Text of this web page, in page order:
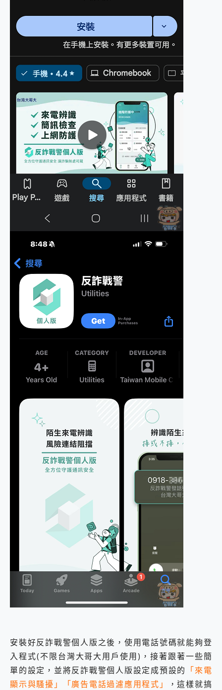
安裝好反詐戰警個人版之後，使用電話號碼就能夠登
入程式(不限台灣大哥大用戶使用)，接著跟著一些簡
單的設定，並將反詐戰警個人版設定成預設的 「來電
顯示與騷擾」「廣告電話過濾應用程式」
，這樣就搞